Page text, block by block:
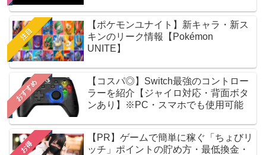
注目
【ポケモンユナイト】新キャラ・新ス
キンのリーク情報【Pokémon
UNITE】
おすすめ
【コスパ◎】Switch最強のコントロー
ラーを紹介【ジャイロ対応・背面ボタ
ンあり】※PC・スマホでも使用可能
お得
【PR】ゲームで簡単に稼ぐ「ちょびリ
ッチ」ポイントの貯め方・最低換金・